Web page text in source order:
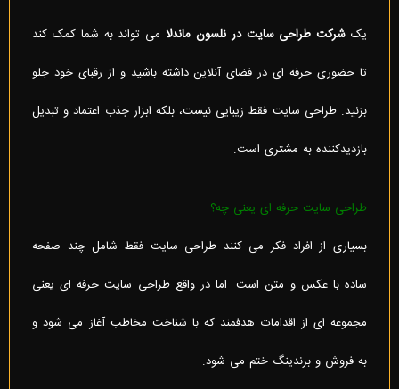
یک شرکت طراحی سایت در نلسون ماندلا می تواند به شما کمک کند
تا حضوری حرفه ای در فضای آنلاین داشته باشید و از رقبای خود جلو
بزنید. طراحی سایت فقط زیبایی نیست، بلکه ابزار جذب اعتماد و تبدیل
بازدیدکننده به مشتری است.
طراحی سایت حرفه ای یعنی چه؟
بسیاری از افراد فکر می کنند طراحی سایت فقط شامل چند صفحه
ساده با عکس و متن است. اما در واقع طراحی سایت حرفه ای یعنی
مجموعه ای از اقدامات هدفمند که با شناخت مخاطب آغاز می شود و
به فروش و برندینگ ختم می شود.